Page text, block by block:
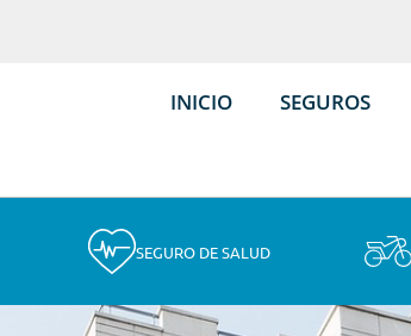
INICIO SEGUROS
SEGURO DE SALUD